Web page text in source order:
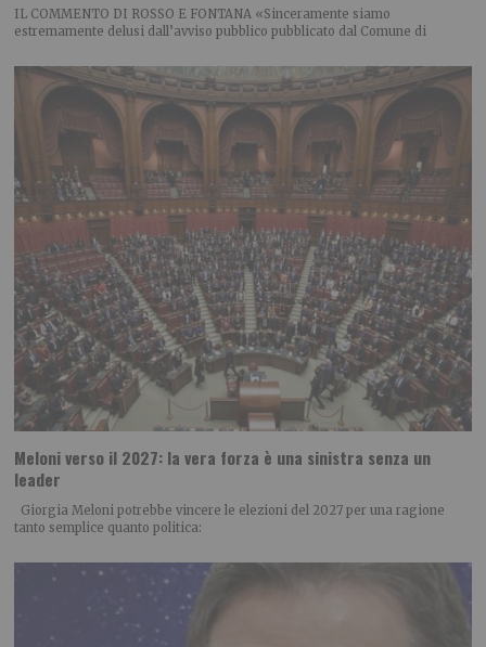
IL COMMENTO DI ROSSO E FONTANA «Sinceramente siamo
estremamente delusi dall’avviso pubblico pubblicato dal Comune di
Meloni verso il 2027: la vera forza è una sinistra senza un
leader
Giorgia Meloni potrebbe vincere le elezioni del 2027 per una ragione
tanto semplice quanto politica: